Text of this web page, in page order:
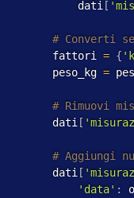
            dati
[
        fattori
= {
        peso_kg
=
        dati
[
        dati
[
'data' :